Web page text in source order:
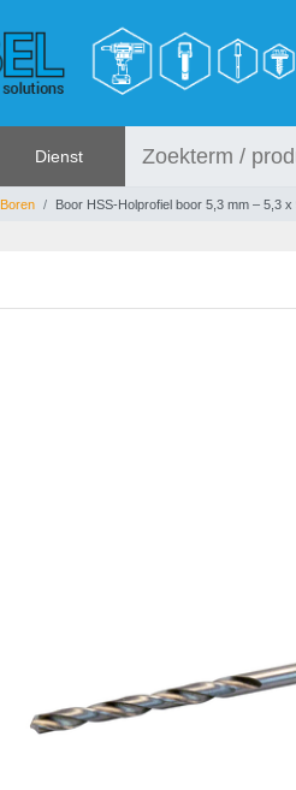
Dienst
Boren Boor HSS-Holprofiel boor 5,3 mm – 5,3